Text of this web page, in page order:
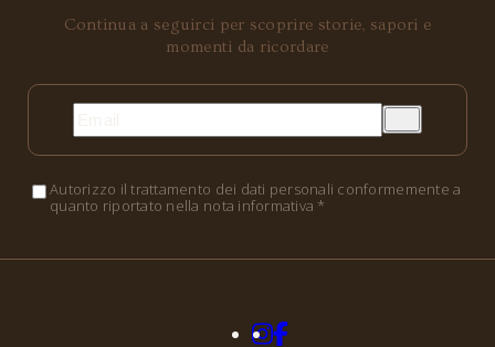
Continua a seguirci per scoprire storie, sapori e
momenti da ricordare
Autorizzo il trattamento dei dati personali conformemente a
quanto riportato nella nota informativa *